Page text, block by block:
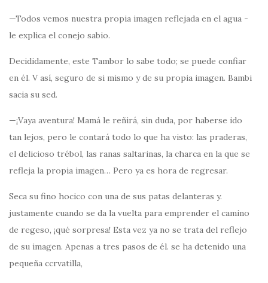
—Todos vemos nuestra propia imagen reflejada en el agua -
le explica el conejo sabio.
Decididamente, este Tambor lo sabe todo; se puede confiar
en él. V así, seguro de si mismo y de su propia imagen. Bambi
sacia su sed.
—¡Vaya aventura! Mamá le reñirá, sin duda, por haberse ido
tan lejos, pero le contará todo lo que ha visto: las praderas,
el delicioso trébol, las ranas saltarinas, la charca en la que se
refleja la propia imagen… Pero ya es hora de regresar.
Seca su fino hocico con una de sus patas delanteras y.
justamente cuando se da la vuelta para emprender el camino
de regeso, ¡qué sorpresa! Esta vez ya no se trata del reflejo
de su imagen. Apenas a tres pasos de él. se ha detenido una
pequeña ccrvatilla,